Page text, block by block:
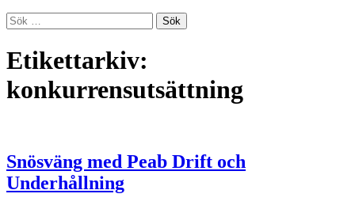
Sök
efter:
Etikettarkiv:
konkurrensutsättning
Snösväng med Peab Drift och
Underhållning